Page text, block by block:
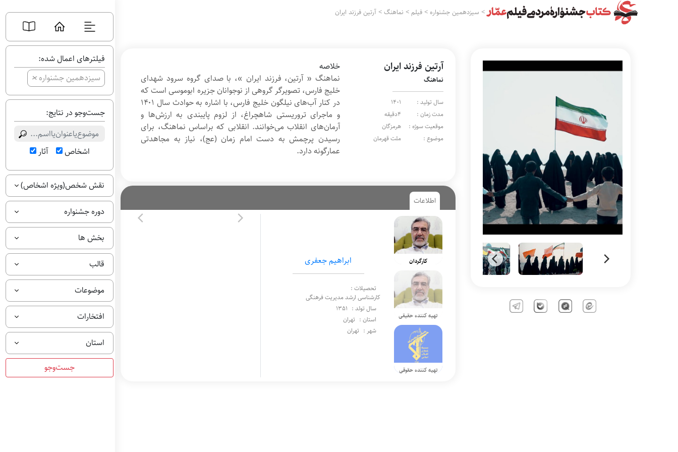
فیلترهای اعمال شده:
سیزدهمین جشنواره+
جست‌وجو در نتایج:
اشخاص آثار
نقش شخص(ویژه اشخاص)
دوره جشنواره
بخش ها
قالب
موضوعات
افتخارات
استان
> سیزدهمین جشنواره >فیلم > نماهنگ >آرتین فرزند ایران
آرتین فرزند ایران
نماهنگ
سال تولید :
1401
مدت زمان :
4دقیقه
موقعیت سوژه :
هرمزگان
موضوع :
ملت قهرمان
خلاصه
نماهنگ « آرتین، فرزند ایران »، با صدای گروه سرود شهدای
خلیج فارس، تصویرگر گروهی از نوجوانان جزیره ابوموسی است که
در کنار آب‌های نیلگون خلیج‌ فارس، با اشاره به حوادث سال ۱۴۰۱
و ماجرای تروریستی شاهچراغ، از لزوم پایبندی به ارزش‌ها و
آرمان‌های انقلاب می‌خوانند. انقلابی که براساس نماهنگ، برای
رسیدن پرچمش به دست امام زمان (عج)، نیاز به مجاهدتی
عمارگونه دارد.
اطلاعات
کارگردان
تهیه کننده حقیقی
تهیه کننده حقوقی
ابراهیم جعفری
تحصیلات :
کارشناسی ارشد مدیریت فرهنگی
سال تولد : 1351
استان : تهران
شهر : تهران